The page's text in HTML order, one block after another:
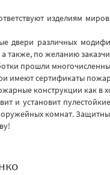
изделиям
двери различных
по желанию
прошли
имеют сертификаты
конструкции как в
и установит
комнат.